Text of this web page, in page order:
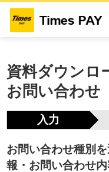
資料ダウンロ
お問い合わせ
入力
お問い合わせ種別
報・お問い合わせ内